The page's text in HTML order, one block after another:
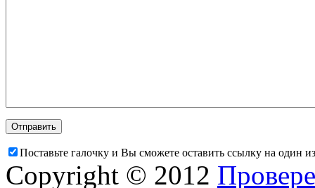
Поставьте галочку и Вы сможете оставить ссылку на один
Copyright © 2012